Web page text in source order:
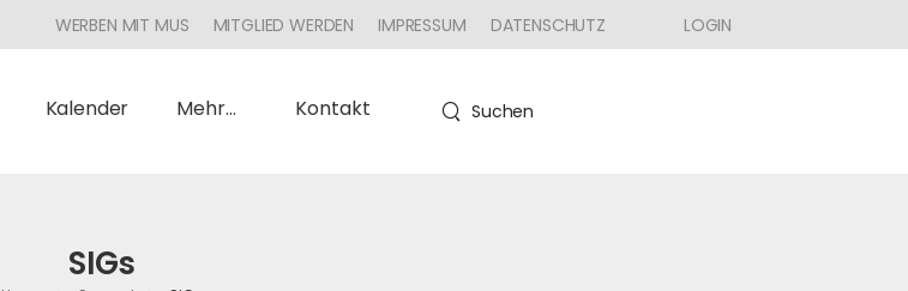
WERBEN MIT MUS MITGLIED WERDEN IMPRESSUM DATENSCHUTZ LOGIN
Kalender Mehr… Kontakt Suchen
SIGs